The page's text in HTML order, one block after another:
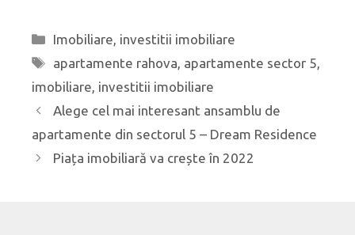
Categorii
Imobiliare investitii imobiliare
Etichete
apartamente rahova apartamente sector 5
imobiliare investitii imobiliare
Navigare
Alege cel mai interesant ansamblu de
apartamente din sectorul 5 – Dream Residence
Piața imobiliară va crește în 2022